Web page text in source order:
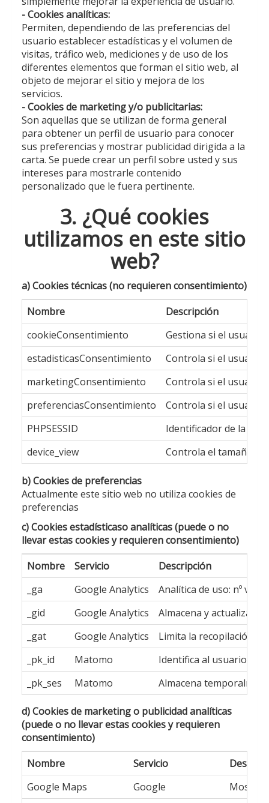
- Cookies analíticas:
Permiten, dependiendo de las preferencias del
usuario establecer estadísticas y el volumen de
visitas, tráfico web, mediciones y de uso de los
diferentes elementos que forman el sitio web, al
objeto de mejorar el sitio y mejora de los
servicios.
- Cookies de marketing y/o publicitarias:
Son aquellas que se utilizan de forma general
para obtener un perfil de usuario para conocer
sus preferencias y mostrar publicidad dirigida a la
carta. Se puede crear un perfil sobre usted y sus
intereses para mostrarle contenido
personalizado que le fuera pertinente.
3. ¿Qué cookies
utilizamos en este sitio
web?
a) Cookies técnicas (no requieren consentimiento)
Nombre
Descripción
cookieConsentimiento
Gestiona si el usuario
estadisticasConsentimiento
Controla si el usuario
marketingConsentimiento
Controla si el usuario
preferenciasConsentimiento
Controla si el usuario
PHPSESSID
Identificador de la
device_view
Controla el tamaño
b) Cookies de preferencias
Actualmente este sitio web no utiliza cookies de
preferencias
c) Cookies estadísticaso analíticas (puede o no
llevar estas cookies y requieren consentimiento)
Nombre
Servicio
Descripción
_ga
Google Analytics
Analítica de uso: nº
_gid
Google Analytics
Almacena y actualiza
_gat
Google Analytics
Limita la recopilación
_pk_id
Matomo
Identifica al usuario
_pk_ses
Matomo Almacena
d) Cookies de marketing o publicidad analíticas
(puede o no llevar estas cookies y requieren
consentimiento)
Nombre
Servicio
Google Maps
Google
Mostrar